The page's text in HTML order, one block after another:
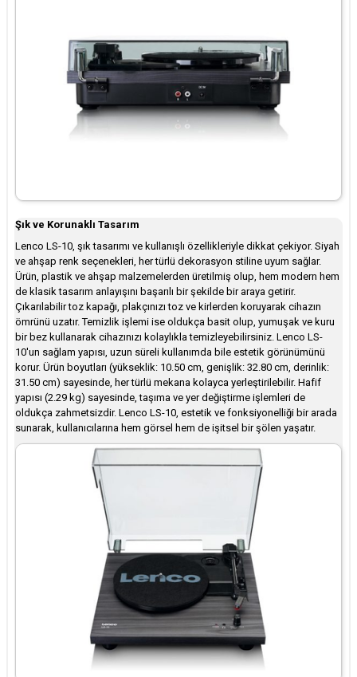
Şık ve Korunaklı Tasarım
Lenco LS-10, şık tasarımı ve kullanışlı özellikleriyle dikkat çekiyor. Siyah
ve ahşap renk seçenekleri, her türlü dekorasyon stiline uyum sağlar.
Ürün, plastik ve ahşap malzemelerden üretilmiş olup, hem modern hem
de klasik tasarım anlayışını başarılı bir şekilde bir araya getirir.
Çıkarılabilir toz kapağı, plakçınızı toz ve kirlerden koruyarak cihazın
ömrünü uzatır. Temizlik işlemi ise oldukça basit olup, yumuşak ve kuru
bir bez kullanarak cihazınızı kolaylıkla temizleyebilirsiniz. Lenco LS-
10'un sağlam yapısı, uzun süreli kullanımda bile estetik görünümünü
korur. Ürün boyutları (yükseklik: 10.50 cm, genişlik: 32.80 cm, derinlik:
31.50 cm) sayesinde, her türlü mekana kolayca yerleştirilebilir. Hafif
yapısı (2.29 kg) sayesinde, taşıma ve yer değiştirme işlemleri de
oldukça zahmetsizdir. Lenco LS-10, estetik ve fonksiyonelliği bir arada
sunarak, kullanıcılarına hem görsel hem de işitsel bir şölen yaşatır.